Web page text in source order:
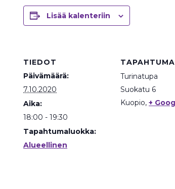
Lisää kalenteriin
TIEDOT
Päivämäärä:
7.10.2020
Aika:
18:00 - 19:30
Tapahtumaluokka:
Alueellinen
Turinatupa
Suokatu 6
Kuopio, +